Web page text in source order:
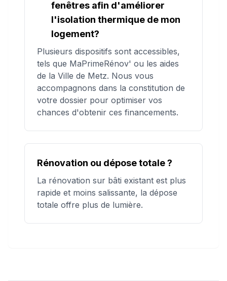
fenêtres afin d'améliorer
l'isolation thermique de mon
logement?
Plusieurs dispositifs sont accessibles,
tels que MaPrimeRénov' ou les aides
de la Ville de Metz. Nous vous
accompagnons dans la constitution de
votre dossier pour optimiser vos
chances d'obtenir ces financements.
Rénovation ou dépose totale ?
La rénovation sur bâti existant est plus
rapide et moins salissante, la dépose
totale offre plus de lumière.